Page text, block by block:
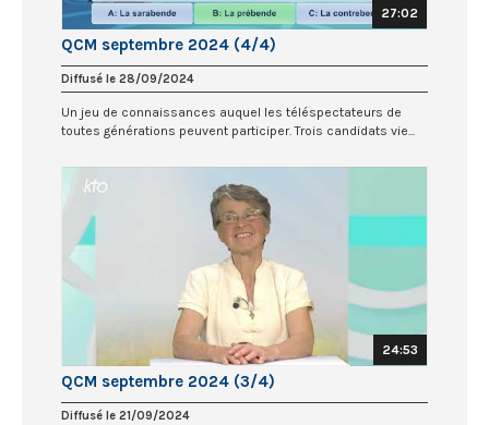
27:02
QCM septembre 2024 (4/4)
Diffusé le 28/09/2024
Un jeu de connaissances auquel les téléspectateurs de
toutes générations peuvent participer. Trois candidats vie...
24:53
QCM septembre 2024 (3/4)
Diffusé le 21/09/2024